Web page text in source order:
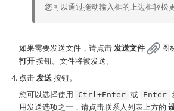
您可以通过拖动输入框的上边框轻松
如果需要发送文件，请点击 发送文件
图
打开按钮。文件将被发送。
点击 发送按钮。
您可以选择使用
Ctrl+Enter 或 Enter
用发送选项之一，请点击联系人列表上方的